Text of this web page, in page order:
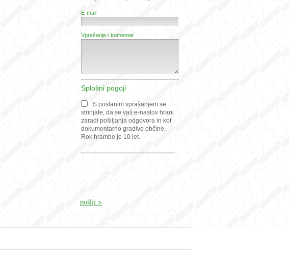
E-mail
Vprašanje / komentar
Splošni pogoji
S poslanim vprašanjem se
strinjate, da se vaš e-naslov hrani
zaradi pošiljanja odgovora in kot
dokumentarno gradivo občine.
Rok hrambe je 10 let.